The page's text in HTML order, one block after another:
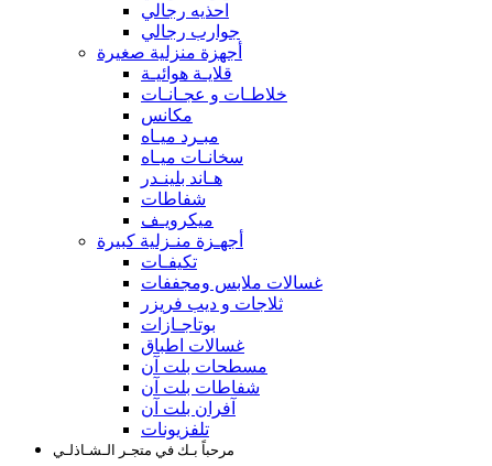
احذيه رجالي
جوارب رجالي
أجهزة منزلية صغيرة
قلايـة هوائيـة
خلاطـات و عجـانـات
مكانس
مبـرد ميـاه
سخانـات ميـاه
هـاند بلينـدر
شفاطات
ميكرويـف
أجهـزة منـزلية كبيرة
تكيفـات
غسالات ملابس ومجففات
ثلاجات و ديب فريزر
بوتاجـازات
غسالات اطباق
مسطحات بلت آن
شفاطات بلت آن
آفران بلت آن
تلفزيونات
مرحباً بـك في متجـر الـشـاذلـي